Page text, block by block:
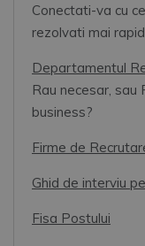
Conectati-va cu
rezolvati mai
Departamentul
Rau necesar,
business?
Firme de
Ghid de interviu
Fisa Postului